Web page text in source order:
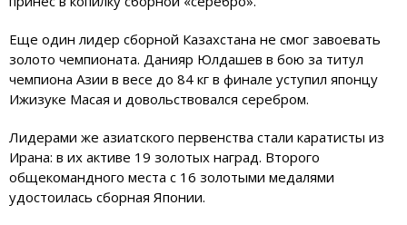
Еще один лидер сборной Казахстана не смог завоевать
золото чемпионата. Данияр Юлдашев в бою за титул
чемпиона Азии в весе до 84 кг в финале уступил японцу
Ижизуке Масая и довольствовался серебром.
Лидерами же азиатского первенства стали каратисты из
Ирана: в их активе 19 золотых наград. Второго
общекомандного места с 16 золотыми медалями
удостоилась сборная Японии.